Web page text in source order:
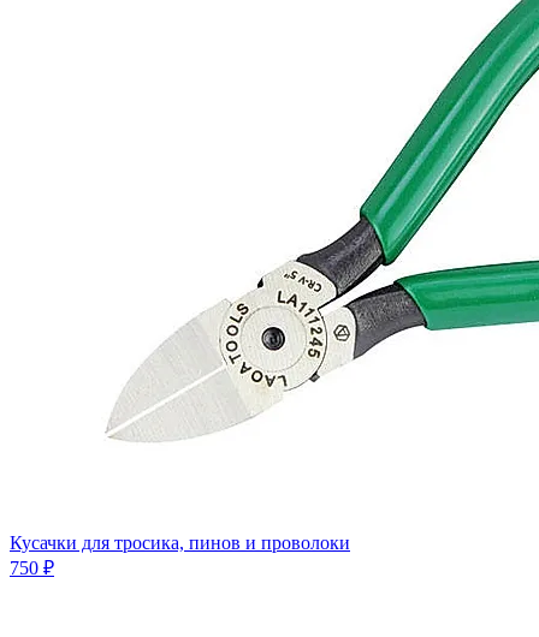
Кусачки для тросика, пинов и проволоки
750 ₽